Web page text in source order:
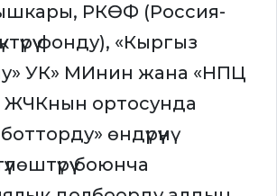
РКӨФ (Россия-
фонду), «Кыргыз
УК» МИнин жана «НПЦ
ортосунда
өндүрүүнү
боюнча